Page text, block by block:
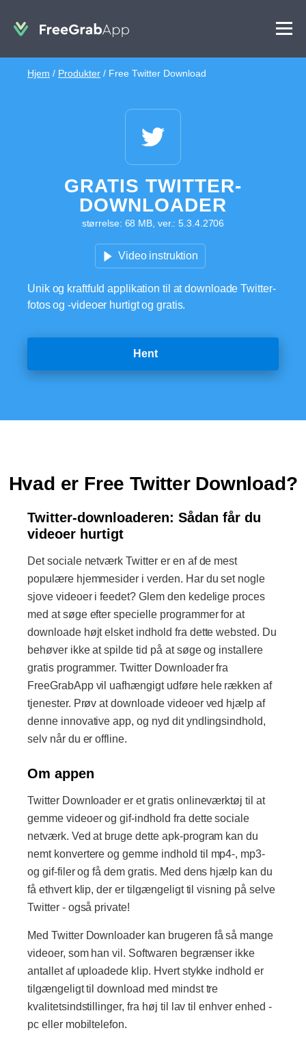
Hjem / Produkter / Free Twitter Download
GRATIS TWITTER-
DOWNLOADER
størrelse: 68 MB, ver.: 5.3.4.2706
Video instruktion
Unik og kraftfuld applikation til at downloade Twitter-
fotos og -videoer hurtigt og gratis.
Hent
Hvad er Free Twitter Download?
Twitter-downloaderen: Sådan får du
videoer hurtigt
Det sociale netværk Twitter er en af ​​de mest
populære hjemmesider i verden. Har du set nogle
sjove videoer i feedet? Glem den kedelige proces
med at søge efter specielle programmer for at
downloade højt elsket indhold fra dette websted. Du
behøver ikke at spilde tid på at søge og installere
gratis programmer. Twitter Downloader fra
FreeGrabApp vil uafhængigt udføre hele rækken af ​​
tjenester. Prøv at downloade videoer ved hjælp af
denne innovative app, og nyd dit yndlingsindhold,
selv når du er offline.
Om appen
Twitter Downloader er et gratis onlineværktøj til at
gemme videoer og gif-indhold fra dette sociale
netværk. Ved at bruge dette apk-program kan du
nemt konvertere og gemme indhold til mp4-, mp3-
og gif-filer og få dem gratis. Med dens hjælp kan du
få ethvert klip, der er tilgængeligt til visning på selve
Twitter - også private!
Med Twitter Downloader kan brugeren få så mange
videoer, som han vil. Softwaren begrænser ikke
antallet af uploadede klip. Hvert stykke indhold er
tilgængeligt til download med mindst tre
kvalitetsindstillinger, fra høj til lav til enhver enhed -
pc eller mobiltelefon.